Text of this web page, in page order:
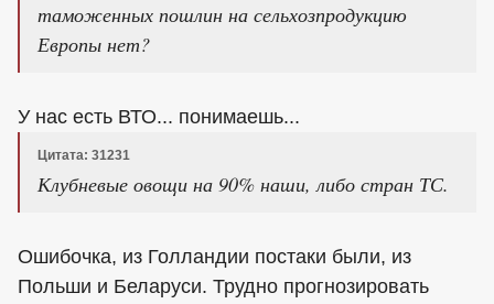
таможенных пошлин на сельхозпродукцию
Европы нет?
У нас есть ВТО... понимаешь...
Цитата: 31231
Клубневые овощи на 90% наши, либо стран ТС.
Ошибочка, из Голландии постаки были, из
Польши и Беларуси. Трудно прогнозировать